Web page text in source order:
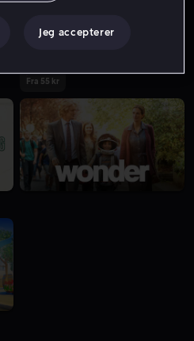
Fra 55 kr
Jeg accepterer